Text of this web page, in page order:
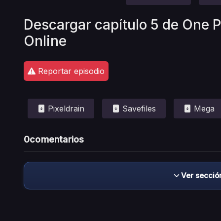
Descargar capítulo 5 de One
Online
Reportar episodio
Pixeldrain Savefiles Mega
0comentarios
Ver